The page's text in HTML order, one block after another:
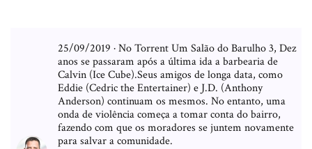
25/09/2019 · No Torrent Um Salão do Barulho 3, Dez
anos se passaram após a última ida a barbearia de
Calvin (Ice Cube).Seus amigos de longa data, como
Eddie (Cedric the Entertainer) e J.D. (Anthony
Anderson) continuam os mesmos. No entanto, uma
onda de violência começa a tomar conta do bairro,
fazendo com que os moradores se juntem novamente
para salvar a comunidade.